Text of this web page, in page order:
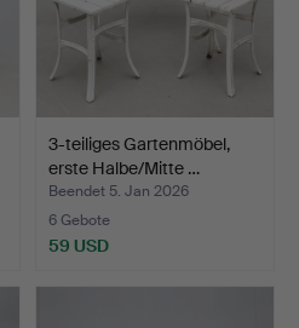
3-teiliges Gartenmöbel,
erste Halbe/Mitte …
Beendet 5. Jan 2026
6 Gebote
59 USD